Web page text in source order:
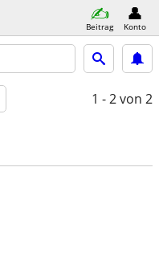
Beitrag Konto
1 - 2von 2